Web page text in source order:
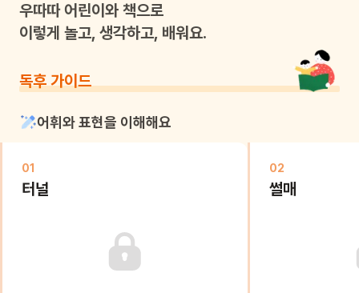
우따따어린이와 책으로
이렇게 놀고, 생각하고, 배워요.
독후 가이드
어휘와 표현을 이해해요
01
터널
02
썰매